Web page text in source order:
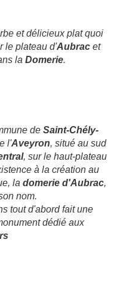
et délicieux plat quoi
le plateau d'Aubracet
la Domerie.
de Saint-Chély-
l'Aveyron, situé au sud
, sur le haut-plateau
à la création au
la domerie d'Aubrac,
nom.
tout d'abord fait une
dédié aux